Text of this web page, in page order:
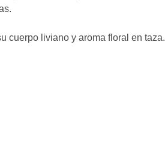
cuerpo liviano y aroma floral en taza.